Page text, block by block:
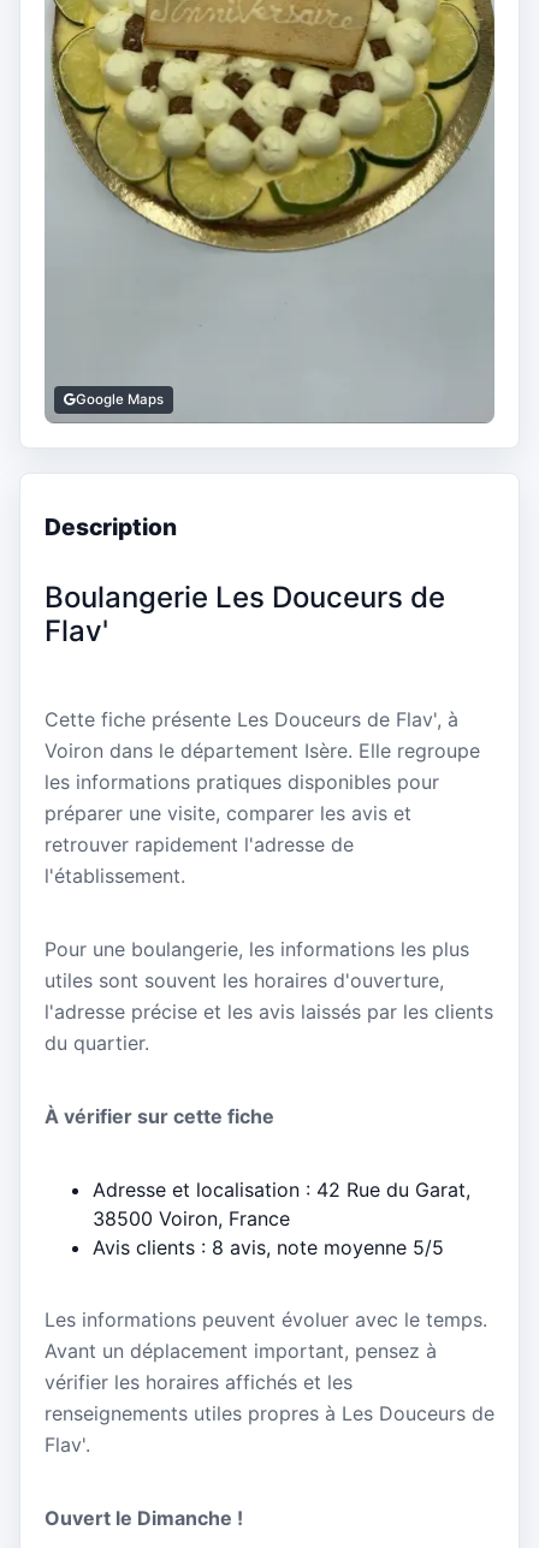
Google Maps
Description
Boulangerie Les Douceurs de
Flav'
Cette fiche présente Les Douceurs de Flav', à
Voiron dans le département Isère. Elle regroupe
les informations pratiques disponibles pour
préparer une visite, comparer les avis et
retrouver rapidement l'adresse de
l'établissement.
Pour une boulangerie, les informations les plus
utiles sont souvent les horaires d'ouverture,
l'adresse précise et les avis laissés par les clients
du quartier.
À vérifier sur cette fiche
Adresse et localisation : 42 Rue du Garat,
38500 Voiron, France
Avis clients : 8 avis, note moyenne 5/5
Les informations peuvent évoluer avec le temps.
Avant un déplacement important, pensez à
vérifier les horaires affichés et les
renseignements utiles propres à Les Douceurs de
Flav'.
Ouvert le Dimanche !